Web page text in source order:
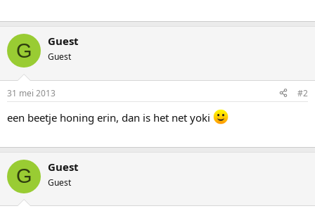
G Guest
Guest
31 mei 2013 #2
een beetje honing erin, dan is het net yoki
G Guest
Guest